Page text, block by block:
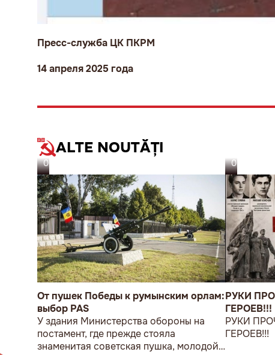
Пресс-служба ЦК ПКРМ
14 апреля 2025 года
ALTE NOUTĂȚI
06.08.26
От пушек Победы к румынским орлам:
выбор PAS
У здания Министерства обороны на
постамент, где прежде стояла
знаменитая советская пушка, молодой
05.08.26
РУКИ
ГЕРОЕВ!!!
РУКИ
ГЕРОЕВ!!!